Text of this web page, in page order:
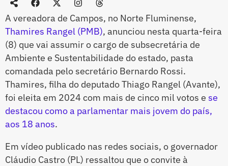
A vereadora de Campos, no Norte Fluminense,
Thamires Rangel (PMB), anunciou nesta quarta-feira
(8) que vai assumir o cargo de subsecretária de
Ambiente e Sustentabilidade do estado, pasta
comandada pelo secretário Bernardo Rossi.
Thamires, filha do deputado Thiago Rangel (Avante),
foi eleita em 2024 com mais de cinco mil votos e se
destacou como a parlamentar mais jovem do país,
aos 18 anos.
Em vídeo publicado nas redes sociais, o governador
Cláudio Castro (PL) ressaltou que o convite à